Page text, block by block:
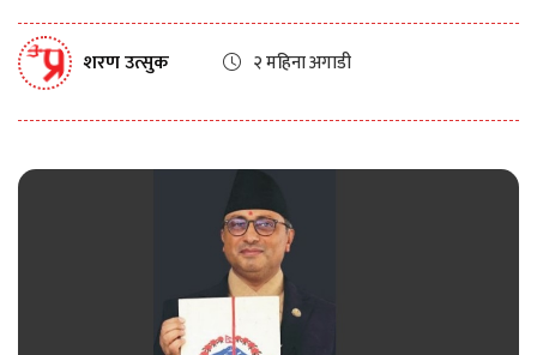
शरण उत्सुक २ महिना अगाडी